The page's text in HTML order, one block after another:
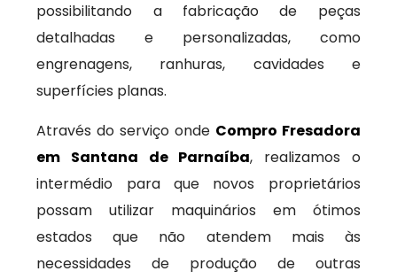
possibilitando a fabricação de peças
detalhadas e personalizadas, como
engrenagens, ranhuras, cavidades e
superfícies planas.
Através do serviço onde Compro Fresadora
em Santana de Parnaíba, realizamos o
intermédio para que novos proprietários
possam utilizar maquinários em ótimos
estados que não atendem mais às
necessidades de produção de outras